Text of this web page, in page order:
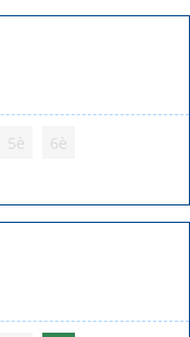
5è
6è